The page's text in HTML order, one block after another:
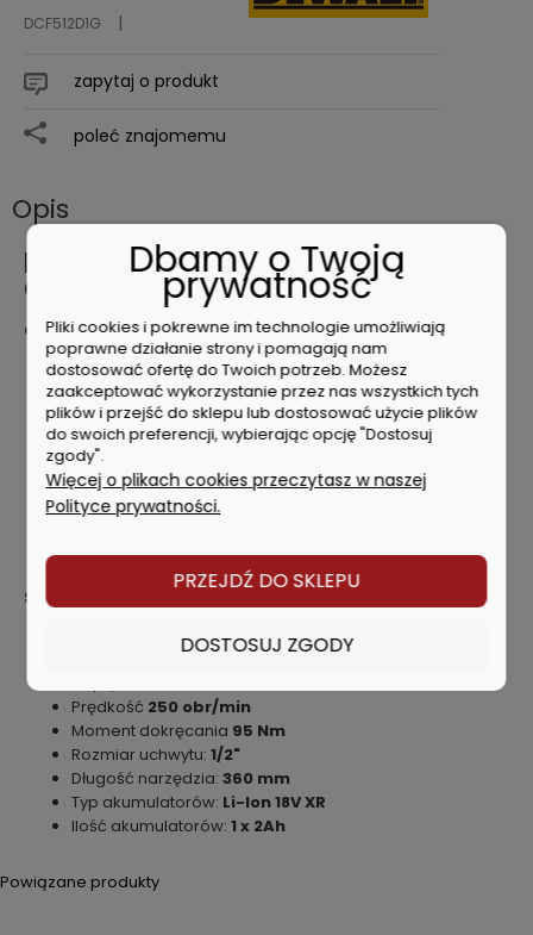
DCF512D1G
zapytaj o produkt
poleć znajomemu
Opis
DeWALT DCF512D1G Klucz
Grzechotka 18V 1/2' 95Nm
Charakterystyka produktu
Silnik bezszczotkowy zapewnia do 95 Nm momentu
obrotowego.
Wąska konstrukcja zapewnia wygodny chwyt i dostęp w
ciasnych przestrzeniach.
Zintegrowane oświetlenie LED poprawiające
widoczność.
Spust o zmiennej prędkości zmniejsza ryzyko
Dostarczany z ładowarką i akumulatorem 2,0Ah.
Specyfikacja techniczna
Silnik bezszczotkowy
Prędkość 250 obr/min
Moment dokręcania 95 Nm
Rozmiar uchwytu: 1/2"
Długość narzędzia: 360 mm
Typ akumulatorów: Li-Ion 18V XR
Ilość akumulatorów: 1 x 2Ah
Powiązane produkty
Dbamy o Twoją
prywatność
Pliki cookies i pokrewne im technologie umożliwiają
poprawne działanie strony i pomagają nam
dostosować ofertę do Twoich potrzeb. Możesz
zaakceptować wykorzystanie przez nas wszystkich tych
plików i przejść do sklepu lub dostosować użycie plików
do swoich preferencji, wybierając opcję "Dostosuj
zgody".
Więcej o plikach cookies przeczytasz w naszej
Polityce prywatności.
PRZEJDŹ DO SKLEPU
DOSTOSUJ ZGODY